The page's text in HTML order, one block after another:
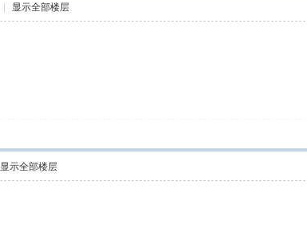
显示全部楼层
显示全部楼层